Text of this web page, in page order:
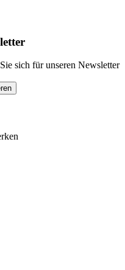
sich für unseren Newsletter